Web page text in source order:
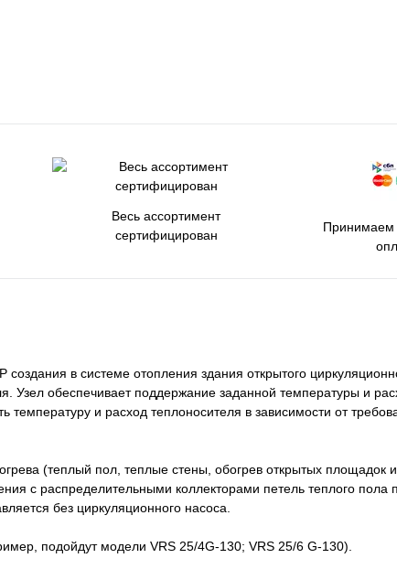
Весь ассортимент
сертифицирован
Принимаем
в системе отопления здания открытого
Узел обеспечивает поддержание заданной температуры и
температуру и расход теплоносителя в зависимости от
(теплый пол, теплые стены, обогрев открытых площадок и
с распределительными коллекторами петель теплого пола
без циркуляционного насоса.
подойдут модели VRS 25/4G-130; VRS 25/6 G-130).